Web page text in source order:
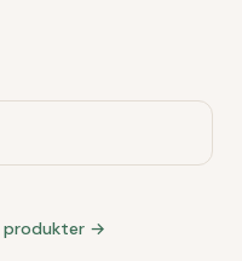
produkter →